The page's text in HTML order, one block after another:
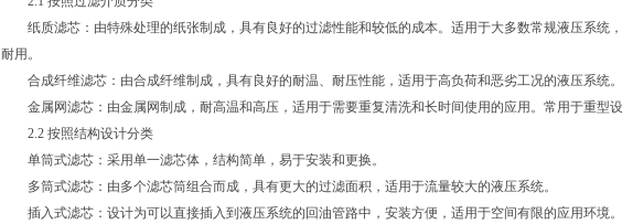
纸质滤芯：由特殊处理的纸张制成，具有良好的过滤性能和较低的成本。适用于大多数常规液压系统
耐用。
合成纤维滤芯：由合成纤维制成，具有良好的耐温、耐压性能，适用于高负荷和恶劣工况的液压系统。
金属网滤芯：由金属网制成，耐高温和高压，适用于需要重复清洗和长时间使用的应用。常用于重型设
2.2 按照结构设计分类
单筒式滤芯：采用单一滤芯体，结构简单，易于安装和更换。
多筒式滤芯：由多个滤芯筒组合而成，具有更大的过滤面积，适用于流量较大的液压系统。
插入式滤芯：设计为可以直接插入到液压系统的回油管路中，安装方便，适用于空间有限的应用环境。